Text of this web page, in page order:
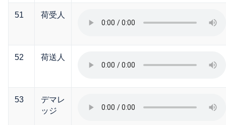
51 荷受人
52 荷送人
53
デマレ
ッジ